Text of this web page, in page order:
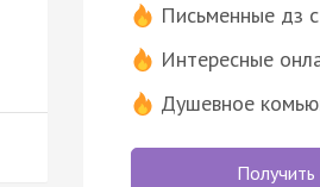
Письменные дз
Интересные
Душевное